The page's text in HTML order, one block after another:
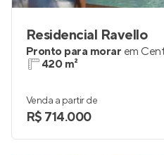
Residencial Ravello
Pronto para morar em
420 m²
Venda a partir de
R$ 714.000